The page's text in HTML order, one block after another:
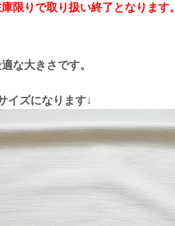
限りで取り扱い終了となります。
な大きさです。
イズになります↓